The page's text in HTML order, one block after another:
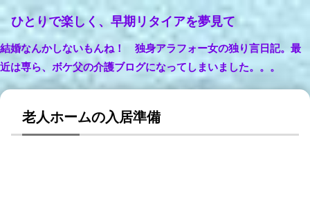
ひとりで楽しく、早期リタイアを夢見て
結婚なんかしないもんね！ 独身アラフォー女の独り言日記。最
近は専ら、ボケ父の介護ブログになってしまいました。。。
老人ホームの入居準備